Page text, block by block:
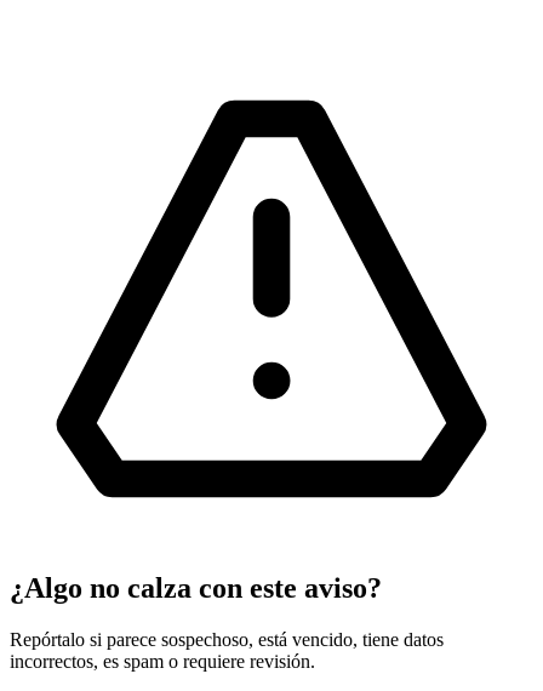
¿Algo no calza con este aviso?
Repórtalo si parece sospechoso, está vencido, tiene datos
incorrectos, es spam o requiere revisión.